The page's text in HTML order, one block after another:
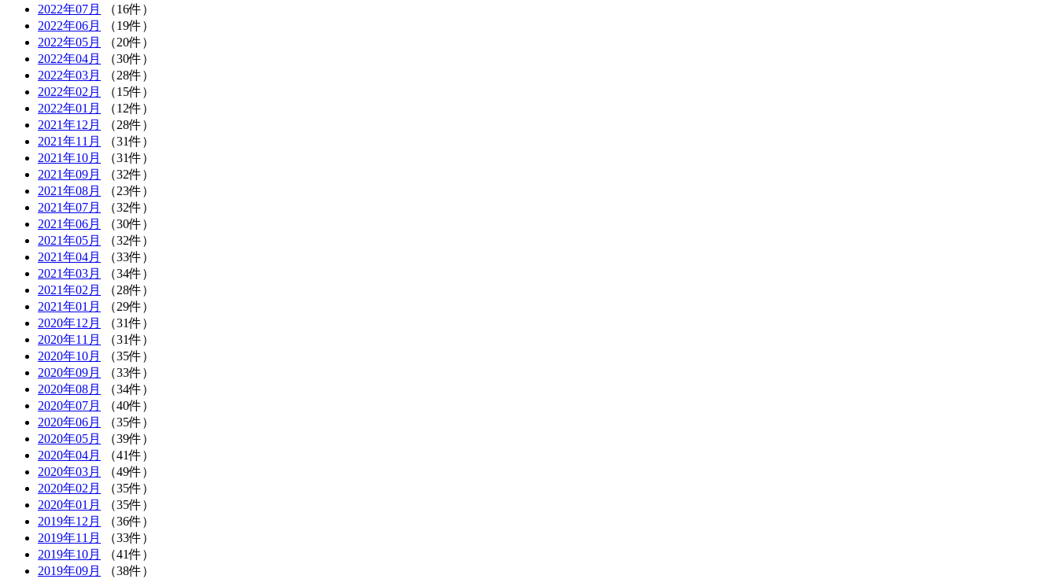
2022年07月
（16件）
2022年06月
（19件）
2022年05月
（20件）
2022年04月
（30件）
2022年03月
（28件）
2022年02月
（15件）
2022年01月
（12件）
2021年12月
（28件）
2021年11月
（31件）
2021年10月
（31件）
2021年09月
（32件）
2021年08月
（23件）
2021年07月
（32件）
2021年06月
（30件）
2021年05月
（32件）
2021年04月
（33件）
2021年03月
（34件）
2021年02月
（28件）
2021年01月
（29件）
2020年12月
（31件）
2020年11月
（31件）
2020年10月
（35件）
2020年09月
（33件）
2020年08月
（34件）
2020年07月
（40件）
2020年06月
（35件）
2020年05月
（39件）
2020年04月
（41件）
2020年03月
（49件）
2020年02月
（35件）
2020年01月
（35件）
2019年12月
（36件）
2019年11月
（33件）
2019年10月
（41件）
2019年09月
（38件）